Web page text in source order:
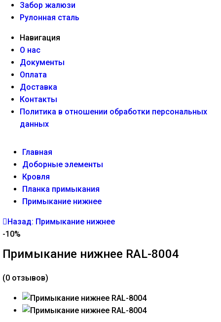
Забор жалюзи
Рулонная сталь
Навигация
О нас
Документы
Оплата
Доставка
Контакты
Политика в отношении обработки персональных
данных
Главная
Доборные элементы
Кровля
Планка примыкания
Примыкание нижнее
Назад: Примыкание нижнее
-10%
Примыкание нижнее RAL-8004
(0 отзывов)